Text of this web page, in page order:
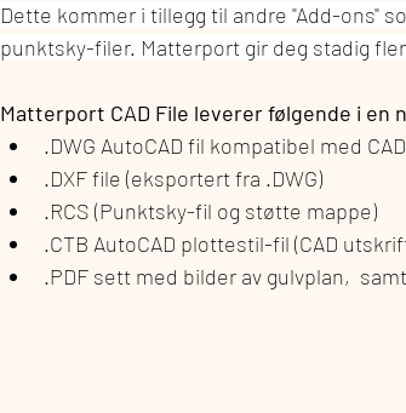
Dette kommer i tillegg til andre "Add-ons"
punktsky-filer. Matterport gir deg stadig
Matterport CAD File leverer følgende i en
.DWG AutoCAD fil kompatibel med
.DXF file (eksportert fra .DWG)
.RCS (Punktsky-fil og støtte mappe)
.CTB AutoCAD plottestil-fil (CAD
.PDF sett med bilder av gulvplan,